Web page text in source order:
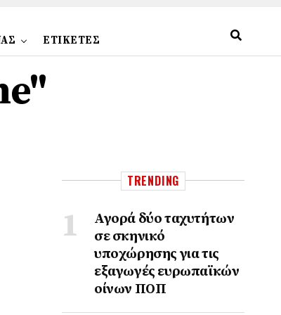
ΕΤΙΚΕΤΕΣ
TRENDING
Αγορά δύο ταχυτήτων
σε σκηνικό
υποχώρησης για τις
εξαγωγές ευρωπαϊκών
οίνων ΠΟΠ